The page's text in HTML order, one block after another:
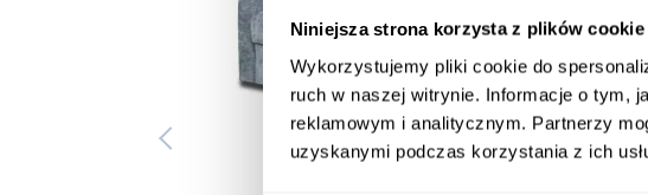
Niniejsza strona korzysta z plików cookie
Wykorzystujemy pliki cookie do
ruch w naszej witrynie. Informacje o tym,
reklamowym i analitycznym. Partnerzy
uzyskanymi podczas korzystania z ich
promocja